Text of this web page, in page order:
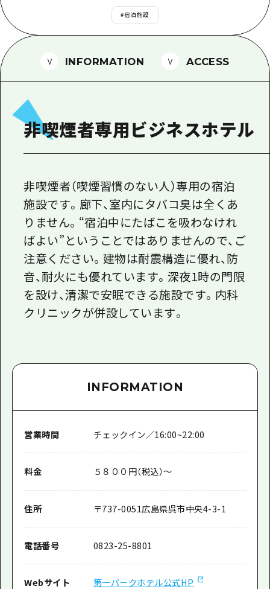
2泊3日
HIROSHIMA FREE Wi-Fi
観光案内所
広島県を訪れる外国人旅行者向け情報一
ボランティアガイド
ガイドブック
よくあるご質問
メディア掲載情報
フォトダウンロード
関連リンク
#宿泊施設
INFORMATION ACCESS
非喫煙者専用ビジネスホテル
非喫煙者（喫煙習慣のない人）専用の宿泊
施設です。廊下、室内にタバコ臭は全くあ
りません。“宿泊中にたばこを吸わなけれ
ばよい”ということではありませんので、ご
注意ください。建物は耐震構造に優れ、防
音、耐火にも優れています。深夜1時の門限
を設け、清潔で安眠できる施設です。内科
クリニックが併設しています。
INFORMATION
営業時間 チェックイン／16:00~22:00
料金 ５８００円（税込）～
住所 〒737-0051広島県呉市中央4-3-1
電話番号 0823-25-8801
Webサイト 第一パークホテル公式HP